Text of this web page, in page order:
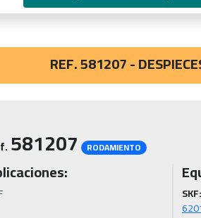
REF. 581207 -
581207 RODAMIENTO
SKF: